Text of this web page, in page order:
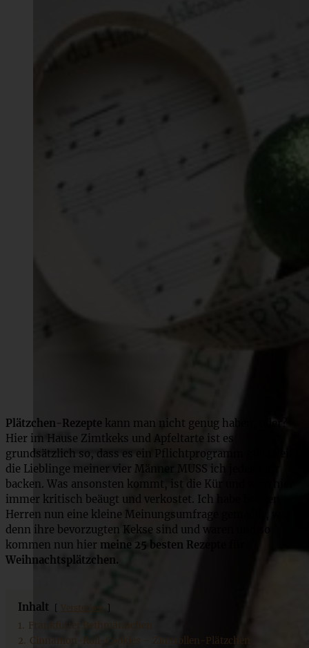
Plätzchen-Rezepte kann man nicht genug haben, oder?
Hier im Hause Zimtkeks und Apfeltarte ist es
grundsätzlich so, dass es ein Pflichtprogramm gibt. Heißt,
die Lieblinge meiner vier Männer MUSS ich jedes Jahr
backen. Was ansonsten kommt, ist die Kür und wird hier
immer kritisch beäugt und verkostet. Ich habe bei den
Herren nun eine kleine Meinungsumfrage gemacht, was
denn ihre bevorzugten Kekse sind und waren und so
kommen nun hier meine 25 besten Rezepte für
Weihnachtsplätzchen.
Inhalt Verstecken
1. Frankfurter Bethmännchen
2. Cinnamon-Roll-Cookies – Zimtrollen-Plätzchen